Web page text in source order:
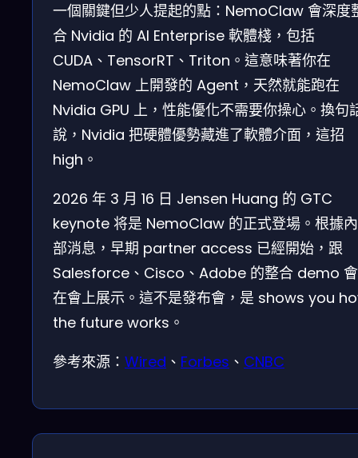
一個關鍵但少人提起的點：NemoClaw 會深度
合 Nvidia 的 AI Enterprise 軟體棧，包括
CUDA、TensorRT、Triton。這意味著你在
NemoClaw 上開發的 Agent，天然就能跑在
Nvidia GPU 上，性能優化不需要你操心。換句
說，Nvidia 把硬體優勢藏進了軟體介面，這招
high。
2026 年 3 月 16 日 Jensen Huang 的 GTC
keynote 将是 NemoClaw 的正式登場。根據內
部消息，早期 partner access 已經開始，跟
Salesforce、Cisco、Adobe 的整合 demo 會
在會上展示。這不是發布會，是 shows you
the future works。
參考來源： Wired 、 Forbes 、 CNBC